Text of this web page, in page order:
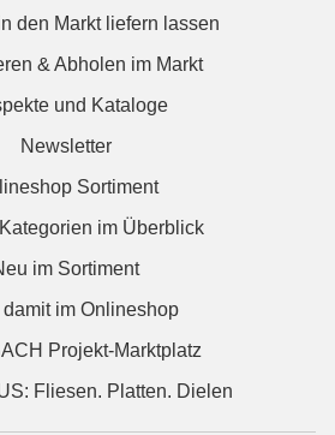
den Markt liefern lassen
& Abholen im Markt
und Kataloge
Newsletter
Sortiment
im Überblick
im Sortiment
damit im Onlineshop
Projekt-Marktplatz
Fliesen. Platten. Dielen